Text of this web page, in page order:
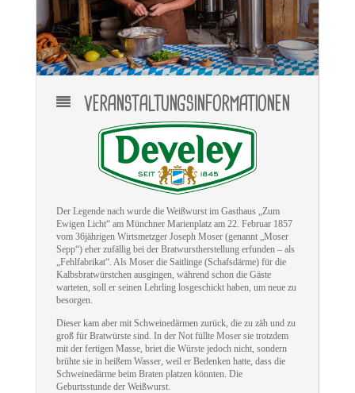
VERANSTALTUNGSINFORMATIONEN
Der Legende nach wurde die Weißwurst im Gasthaus „Zum
Ewigen Licht“ am Münchner Marienplatz am 22. Februar 1857
vom 36jährigen Wirtsmetzger Joseph Moser (genannt „Moser
Sepp“) eher zufällig bei der Bratwurstherstellung erfunden – als
„Fehlfabrikat“. Als Moser die Saitlinge (Schafsdärme) für die
Kalbsbratwürstchen ausgingen, während schon die Gäste
warteten, soll er seinen Lehrling losgeschickt haben, um neue zu
besorgen.
Dieser kam aber mit Schweinedärmen zurück, die zu zäh und zu
groß für Bratwürste sind. In der Not füllte Moser sie trotzdem
mit der fertigen Masse, briet die Würste jedoch nicht, sondern
brühte sie in heißem Wasser, weil er Bedenken hatte, dass die
Schweinedärme beim Braten platzen könnten. Die
Geburtsstunde der Weißwurst.